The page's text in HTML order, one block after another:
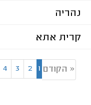
נהריה
קרית אתא
« הקודם 1
2
3
4